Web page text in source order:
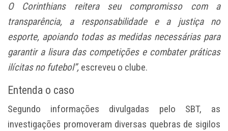
O Corinthians reitera seu compromisso com a
transparência, a responsabilidade e a justiça no
esporte, apoiando todas as medidas necessárias para
garantir a lisura das competições e combater práticas
ilícitas no futebol”, escreveu o clube.
Entenda o caso
Segundo informações divulgadas pelo SBT, as
investigações promoveram diversas quebras de sigilos